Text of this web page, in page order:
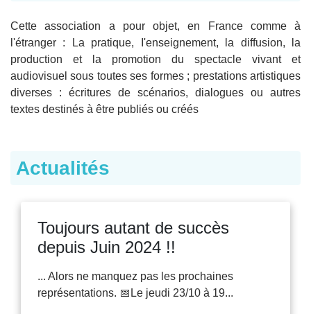
Cette association a pour objet, en France comme à
l'étranger : La pratique, I'enseignement, la diffusion, la
production et la promotion du spectacle vivant et
audiovisuel sous toutes ses formes ; prestations artistiques
diverses : écritures de scénarios, dialogues ou autres
textes destinés à être publiés ou créés
Actualités
Toujours autant de succès
depuis Juin 2024 !!
... Alors ne manquez pas les prochaines
représentations. 📅Le jeudi 23/10 à 19...